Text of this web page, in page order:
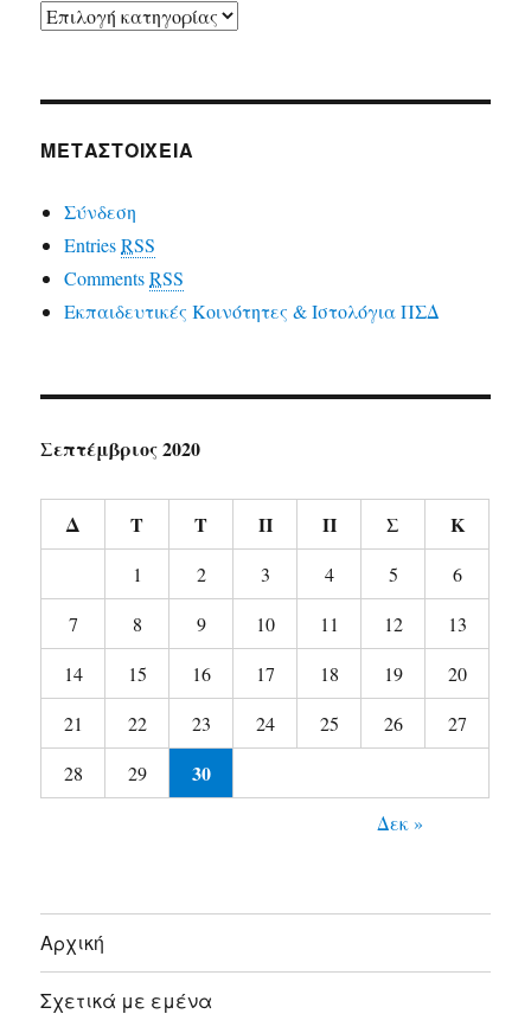
ΚΑΤΗΓΟΡΙΕΣ
ΜΕΤΑΣΤΟΙΧΕΙΑ
Σύνδεση
EntriesRSS
CommentsRSS
Εκπαιδευτικές Κοινότητες & Ιστολόγια ΠΣΔ
Σεπτέμβριος 2020
Δ Τ Τ Π Π Σ Κ
1 2 3 4 5
6
7
8 9 10 11 12
13
14
15 16 17 18 19
20
21
22 23 24 25 26
27
28
29 30
Δεκ »
Αρχική
Σχετικά με εμένα